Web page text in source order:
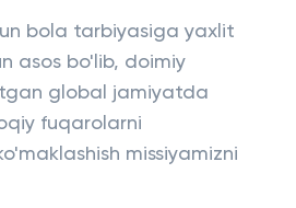
bola tarbiyasiga yaxlit
asos bo'lib, doimiy
global jamiyatda
fuqarolarni
missiyamizni